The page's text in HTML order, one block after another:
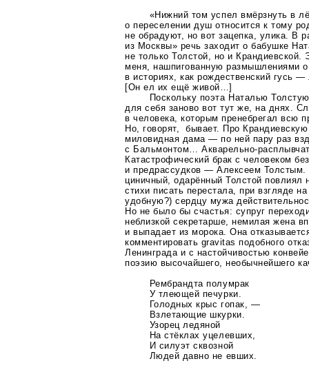
«Нижний том успел вмёрзнуть в
о переселении душ относится к тому
не обрадуют, но вот зацепка, улика. В
из Москвы» речь заходит о бабушке
не только Толстой, но и Крандиевской.
меня, нашпигованную размышлениями о
в историях, как рождественский гусь
[Он ел их ещё живой…]
Поскольку поэта Наталью
для себя заново вот тут же, на днях.
в человека, которым пренебрегал всю
Но, говорят, бывает. Про
миловидная дама — по ней пару раз
с Бальмонтом…Акварельно-
Катастрофический брак с человеком
и предрассудков — Алексеем Толстым.
циничный, одарённый Толстой
стихи писать перестала, при взгляде
удобную?) сердцу мужа
Но не было бы счастья: супруг
неблизкой секретарше, немилая жена
и выпадает из морока. Она
комментировать gravitas подобного
Ленинграда и с настойчивостью
поэзию высочайшего, необычнейшего
Рембрандта полумрак
У тлеющей печурки.
Голодных крыс гопак, —
Взлетающие шкурки.
Узорец ледяной
На стёклах уцелевших,
И силуэт сквозной
Людей давно не евших.